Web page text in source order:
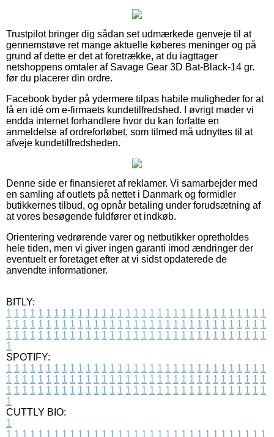
Trustpilot bringer dig sådan set udmærkede genveje til at
gennemstøve ret mange aktuelle køberes meninger og på
grund af dette er det at foretrække, at du iagttager
netshoppens omtaler af Savage Gear 3D Bat-Black-14 gr.
før du placerer din ordre.
Facebook byder på ydermere tilpas habile muligheder for at
få en idé om e-firmaets kundetilfredshed. I øvrigt møder vi
endda internet forhandlere hvor du kan forfatte en
anmeldelse af ordreforløbet, som tilmed må udnyttes til at
afveje kundetilfredsheden.
Denne side er finansieret af reklamer. Vi samarbejder med
en samling af outlets på nettet i Danmark og formidler
butikkernes tilbud, og opnår betaling under forudsætning af
at vores besøgende fuldfører et indkøb.
Orientering vedrørende varer og netbutikker opretholdes
hele tiden, men vi giver ingen garanti imod ændringer der
eventuelt er foretaget efter at vi sidst opdaterede de
anvendte informationer.
BITLY:
1 1 1 1 1 1 1 1 1 1 1 1 1 1 1 1 1 1 1 1 1 1 1 1 1 1 1 1 1 1 1 1 1
1 1 1 1 1 1 1 1 1 1 1 1 1 1 1 1 1 1 1 1 1 1 1 1 1 1 1 1 1 1 1 1 1
1 1 1 1 1 1 1 1 1 1 1 1 1 1 1 1 1 1 1 1 1 1 1 1 1 1 1 1 1 1 1 1 1
1
SPOTIFY:
1 1 1 1 1 1 1 1 1 1 1 1 1 1 1 1 1 1 1 1 1 1 1 1 1 1 1 1 1 1 1 1 1
1 1 1 1 1 1 1 1 1 1 1 1 1 1 1 1 1 1 1 1 1 1 1 1 1 1 1 1 1 1 1 1 1
1 1 1 1 1 1 1 1 1 1 1 1 1 1 1 1 1 1 1 1 1 1 1 1 1 1 1 1 1 1 1 1 1
1
CUTTLY BIO:
1
1 1 1 1 1 1 1 1 1 1 1 1 1 1 1 1 1 1 1 1 1 1 1 1 1 1 1 1 1 1 1 1 1